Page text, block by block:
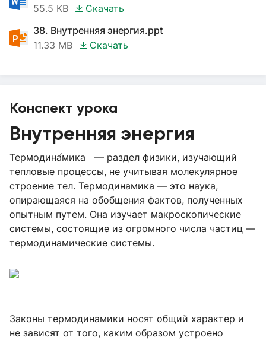
55.5 KB
Скачать
38. Внутренняя энергия.ppt
11.33 MB
Скачать
Конспект урока
Внутренняя энергия
Термодина́мика — раздел физики, изучающий
тепловые процессы, не учитывая молекулярное
строение тел. Термодинамика — это наука,
опирающаяся на обобщения фактов, полученных
опытным путем. Она изучает макроскопические
системы, состоящие из огромного числа частиц —
термодинамические системы.
Законы термодинамики носят общий характер и
не зависят от того, каким образом устроено